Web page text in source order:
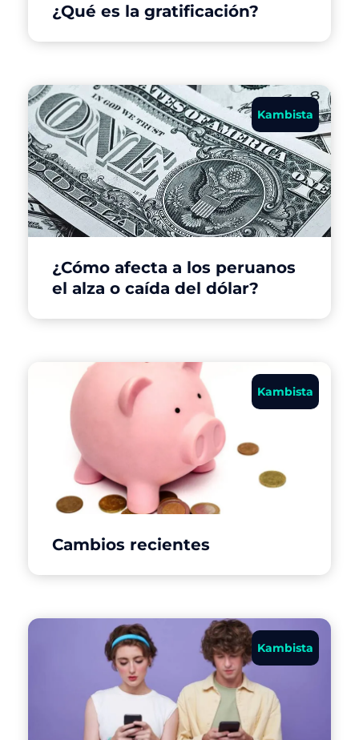
¿Qué es la gratificación?
Kambista
¿Cómo afecta a los peruanos
el alza o caída del dólar?
Kambista
Cambios recientes
Kambista